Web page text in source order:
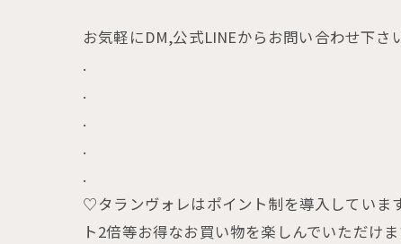
お気軽にDM,公式LINEからお問い合わせ下さ
.
.
.
.
.
♡タランヴォレはポイント制を導入していま
ト2倍等お得なお買い物を楽しんでいただ